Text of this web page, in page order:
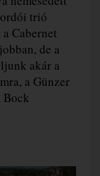
trió
Cabernet
de a
akár a
a Günzer
Bock